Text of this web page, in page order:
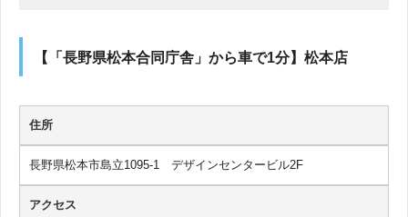
【「長野県松本合同庁舎」から車で1分】松本店
住所
長野県松本市島立1095-1 デザインセンタービル2F
アクセス